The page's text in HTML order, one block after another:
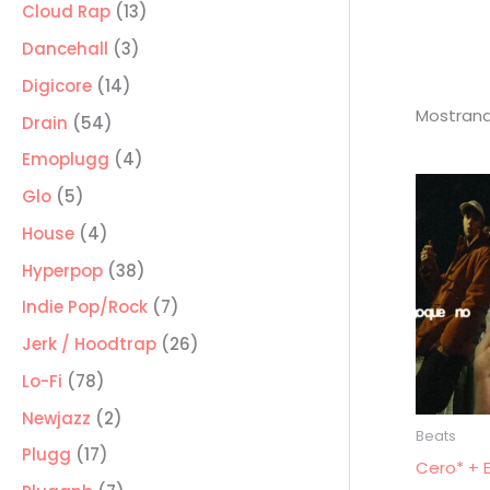
producto
Cloud Rap 1313
Dancehall 33
Digicore 1414
Drain 5454
productos
Emoplugg 44
Glo 55
productos
House 44
productos
Hyperpop 3838
productos
Indie Pop/Rock 77
productos
Jerk / Hoodtrap 2626
Lo-Fi 7878
productos
Newjazz 22
Plugg 1717
Beats
Cero* +